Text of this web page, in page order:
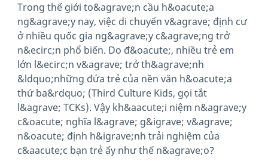
Trong thế giới to&agrave;n cầu h&oacute;a
ng&agrave;y nay, việc di chuyển v&agrave; định cư
ở nhiều quốc gia ng&agrave;y c&agrave;ng trở
n&ecirc;n phổ biến. Do đ&oacute;, nhiều trẻ em
lớn l&ecirc;n v&agrave; trở th&agrave;nh
&ldquo;những đứa trẻ của nền văn h&oacute;a
thứ ba&rdquo; (Third Culture Kids, gọi tắt
l&agrave; TCKs). Vậy kh&aacute;i niệm n&agrave;y
c&oacute; nghĩa l&agrave; g&igrave; v&agrave;
n&oacute; định h&igrave;nh trải nghiệm của
c&aacute;c bạn trẻ ấy như thế n&agrave;o?